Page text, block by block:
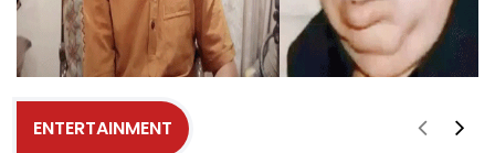
ENTERTAINMENT